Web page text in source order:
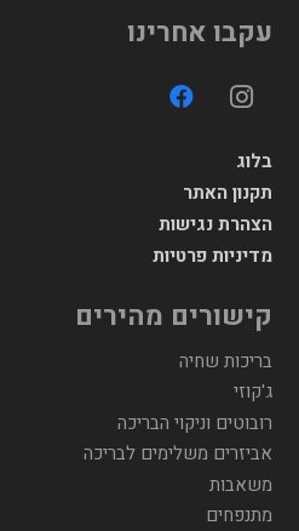
עקבו אחרינו
בלוג
תקנון האתר
הצהרת נגישות
מדיניות פרטיות
קישורים מהירים
בריכות שחיה
ג'קוזי
רובוטים וניקוי הבריכה
אביזרים משלימים לבריכה
משאבות
מתנפחים